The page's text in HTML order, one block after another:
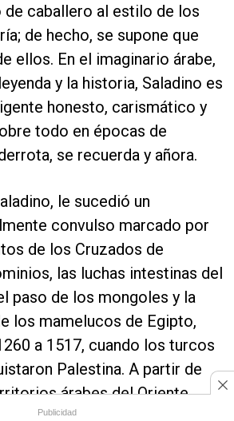
caballero al estilo de los
de hecho, se supone que
ellos. En el imaginario árabe,
y la historia, Saladino es
honesto, carismático y
todo en épocas de
se recuerda y añora.
le sucedió un
convulso marcado por
de los Cruzados de
las luchas intestinas del
paso de los mongoles y la
los mamelucos de Egipto,
a 1517, cuando los turcos
Palestina. A partir de
árabes del Oriente
amplias zonas de la Europa
Publicidad